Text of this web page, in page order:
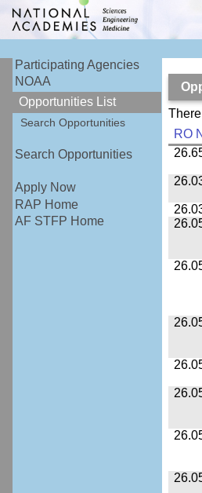
Participating Agencies
NOAA
Opportunities List
Search Opportunities
Search Opportunities
Apply Now
RAP Home
AF STFP Home
RO